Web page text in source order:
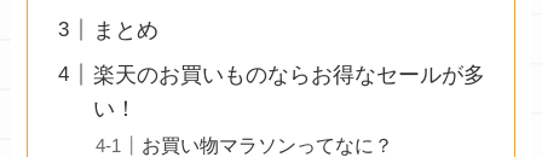
まとめ
楽天のお買いものならお得なセールが多
い！
お買い物マラソンってなに？